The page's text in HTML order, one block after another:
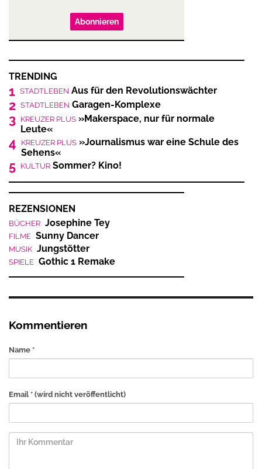
Abonnieren
TRENDING
1 STADTLEBEN Aus für den Revolutionswächter
2 STADTLEBEN Garagen-Komplexe
3 KREUZER PLUS »Makerspace, nur für normale
Leute«
4 KREUZER PLUS »Journalismus war eine Schule des
Sehens«
5 KULTUR Sommer? Kino!
REZENSIONEN
BÜCHER Josephine Tey
FILME Sunny Dancer
MUSIK Jungstötter
SPIELE Gothic 1 Remake
Kommentieren
Name *
Email * (wird nicht veröffentlicht)